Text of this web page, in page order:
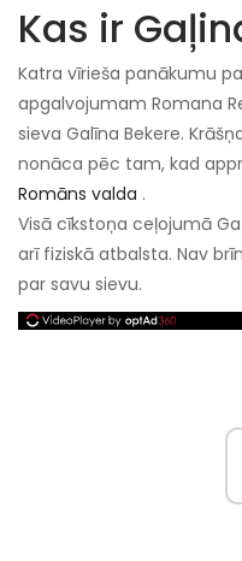
Kas ir
Katra vīrieša panākumu
apgalvojumam Romana
sieva Galīna Bekere.
nonāca pēc tam, kad
Romāns valda .
Visā cīkstoņa ceļojumā
arī fiziskā atbalsta. Nav
par savu sievu.